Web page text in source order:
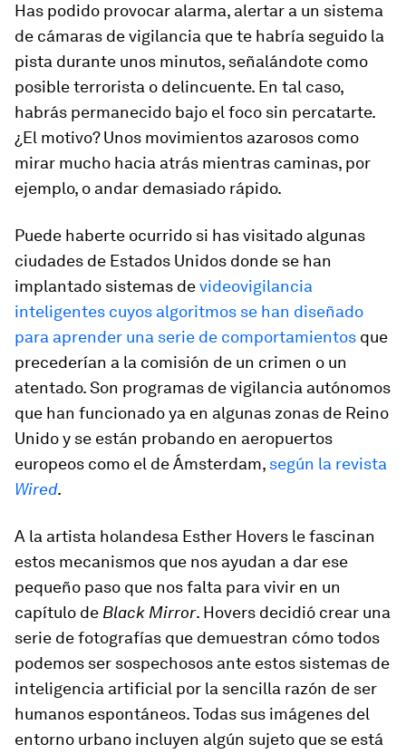
Has podido provocar alarma, alertar a un sistema
de cámaras de vigilancia que te habría seguido la
pista durante unos minutos, señalándote como
posible terrorista o delincuente. En tal caso,
habrás permanecido bajo el foco sin percatarte.
¿El motivo? Unos movimientos azarosos como
mirar mucho hacia atrás mientras caminas, por
ejemplo, o andar demasiado rápido.
Puede haberte ocurrido si has visitado algunas
ciudades de Estados Unidos donde se han
implantado sistemas devideovigilancia
inteligentes cuyos algoritmos se han diseñado
para aprender una serie de comportamientos que
precederían a la comisión de un crimen o un
atentado. Son programas de vigilancia autónomos
que han funcionado ya en algunas zonas de Reino
Unido y se están probando en aeropuertos
europeos como el de Ámsterdam, según la revista
Wired.
A la artista holandesa Esther Hovers le fascinan
estos mecanismos que nos ayudan a dar ese
pequeño paso que nos falta para vivir en un
capítulo de Black Mirror. Hovers decidió crear una
serie de fotografías que demuestran cómo todos
podemos ser sospechosos ante estos sistemas de
inteligencia artificial por la sencilla razón de ser
humanos espontáneos. Todas sus imágenes del
entorno urbano incluyen algún sujeto que se está